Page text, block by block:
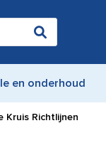
en onderhoud
Kruis Richtlijnen